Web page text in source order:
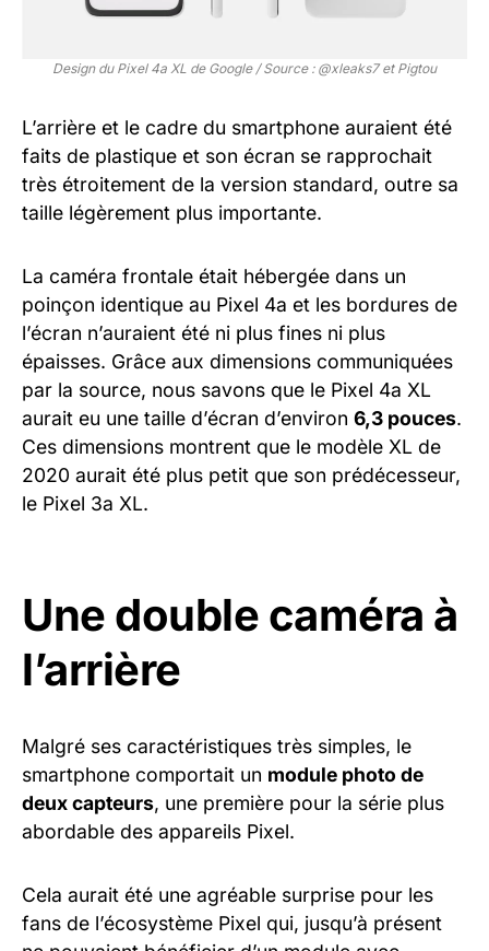
Design du Pixel 4a XL de Google / Source : @xleaks7 et Pigtou
L’arrière et le cadre du smartphone auraient été
faits de plastique et son écran se rapprochait
très étroitement de la version standard, outre sa
taille légèrement plus importante.
La caméra frontale était hébergée dans un
poinçon identique au Pixel 4a et les bordures de
l’écran n’auraient été ni plus fines ni plus
épaisses. Grâce aux dimensions communiquées
par la source, nous savons que le Pixel 4a XL
aurait eu une taille d’écran d’environ 6,3 pouces.
Ces dimensions montrent que le modèle XL de
2020 aurait été plus petit que son prédécesseur,
le Pixel 3a XL.
Une double caméra à
l’arrière
Malgré ses caractéristiques très simples, le
smartphone comportait un module photo de
deux capteurs, une première pour la série plus
abordable des appareils Pixel.
Cela aurait été une agréable surprise pour les
fans de l’écosystème Pixel qui, jusqu’à présent